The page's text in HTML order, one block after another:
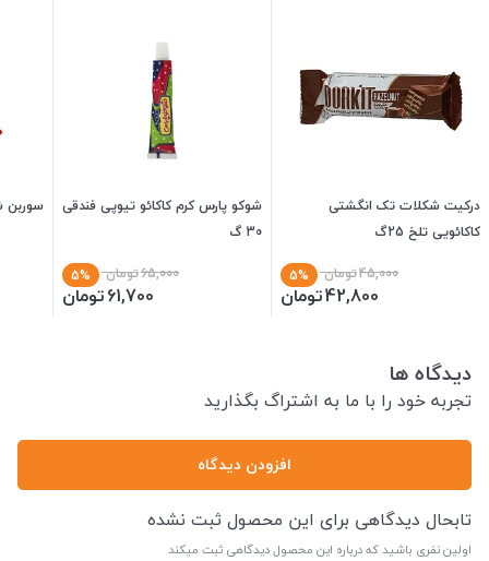
درکیت شکلات تک انگشتی
کاکائویی تلخ 25گ
45,000تومان 5%
42,800تومان
شوکو پارس کرم کاکائو تیوپی فندقی
30 گ
65,000تومان 5%
61,700تومان
سوربن
دیدگاه ها
تجربه خود را با ما به اشتراگ بگذارید
افزودن دیدگاه
تابحال دیدگاهی برای این محصول ثبت نشده
اولین نفری باشید که درباره این محصول دیدگاهی ثبت میکند